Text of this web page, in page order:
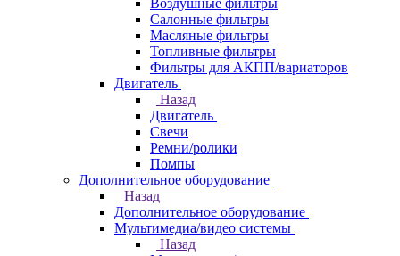
Воздушные фильтры
Салонные фильтры
Масляные фильтры
Топливные фильтры
Фильтры для АКПП/вариаторов
Двигатель
Назад
Двигатель
Свечи
Ремни/ролики
Помпы
Дополнительное оборудование
Назад
Дополнительное оборудование
Мультимедиа/видео системы
Назад